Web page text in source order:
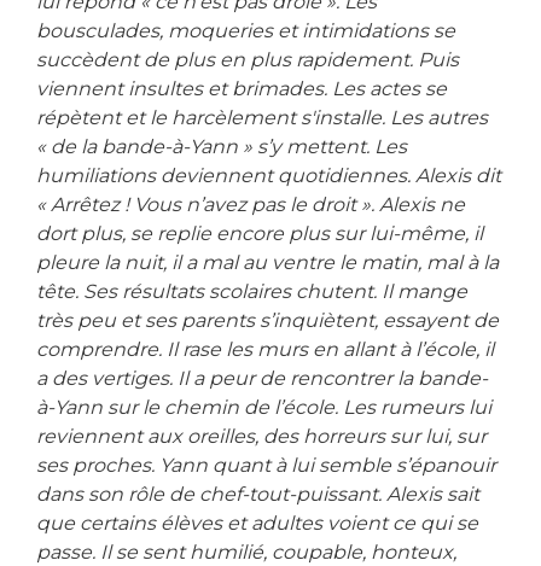
bousculades, moqueries et intimidations se
succèdent de plus en plus rapidement. Puis
viennent insultes et brimades. Les actes se
répètent et le harcèlement s'installe. Les autres
« de la bande-à-Yann » s’y mettent. Les
humiliations deviennent quotidiennes. Alexis dit
« Arrêtez ! Vous n’avez pas le droit ». Alexis ne
dort plus, se replie encore plus sur lui-même, il
pleure la nuit, il a mal au ventre le matin, mal à la
tête. Ses résultats scolaires chutent. Il mange
très peu et ses parents s’inquiètent, essayent de
comprendre. Il rase les murs en allant à l’école, il
a des vertiges. Il a peur de rencontrer la bande-
à-Yann sur le chemin de l’école. Les rumeurs lui
reviennent aux oreilles, des horreurs sur lui, sur
ses proches. Yann quant à lui semble s’épanouir
dans son rôle de chef-tout-puissant. Alexis sait
que certains élèves et adultes voient ce qui se
passe. Il se sent humilié, coupable, honteux,